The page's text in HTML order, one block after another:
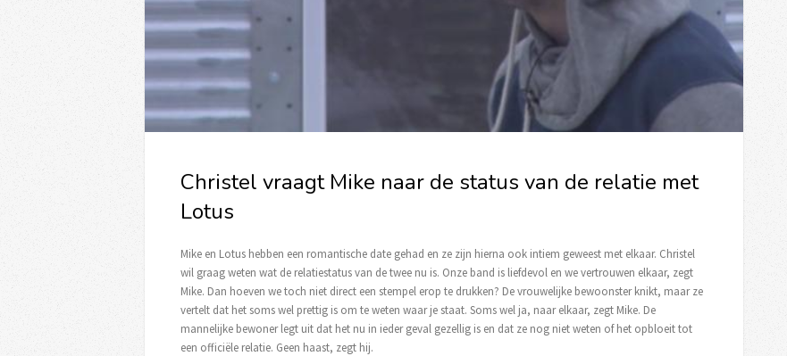
Christel vraagt Mike naar de status van de relatie met
Lotus
Mike en Lotus hebben een romantische date gehad en ze zijn hierna ook intiem geweest met elkaar. Christel
wil graag weten wat de relatiestatus van de twee nu is. Onze band is liefdevol en we vertrouwen elkaar, zegt
Mike. Dan hoeven we toch niet direct een stempel erop te drukken? De vrouwelijke bewoonster knikt, maar ze
vertelt dat het soms wel prettig is om te weten waar je staat. Soms wel ja, naar elkaar, zegt Mike. De
mannelijke bewoner legt uit dat het nu in ieder geval gezellig is en dat ze nog niet weten of het opbloeit tot
een officiële relatie. Geen haast, zegt hij.